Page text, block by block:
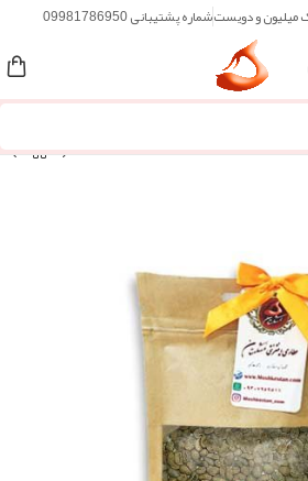
میلیون و دویستشماره پشتیبانی 09981786950